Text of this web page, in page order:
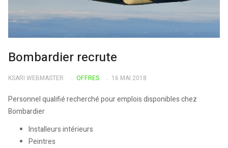
Bombardier recrute
KSARI WEBMASTER OFFRES 16 MAI 2018
Personnel qualifié recherché pour emplois disponibles chez
Bombardier
Installeurs intérieurs
Peintres